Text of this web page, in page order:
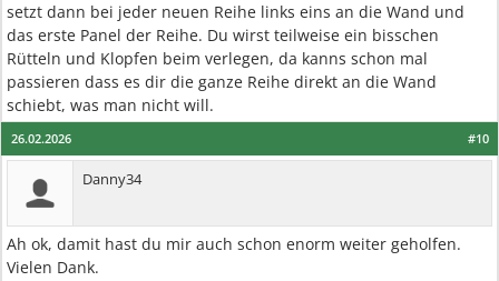
setzt dann bei jeder neuen Reihe links eins an die Wand und
das erste Panel der Reihe. Du wirst teilweise ein bisschen
Rütteln und Klopfen beim verlegen, da kanns schon mal
passieren dass es dir die ganze Reihe direkt an die Wand
schiebt, was man nicht will.
#10
26.02.2026
Danny34
Ah ok, damit hast du mir auch schon enorm weiter geholfen.
Vielen Dank.